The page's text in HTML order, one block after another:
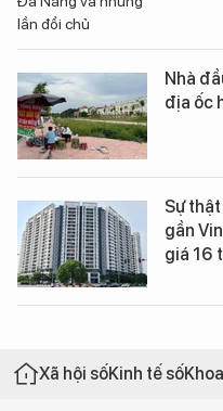
Nhà
địa ốc
Sự
gần
giá 16
Xã hội sốKinh tế số